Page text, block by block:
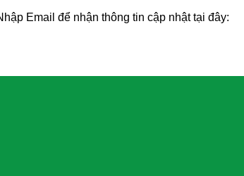
Email để nhận thông tin cập nhật tại đây: